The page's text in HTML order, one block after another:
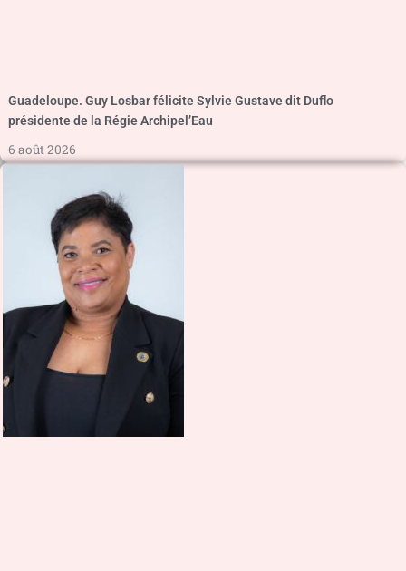
Guadeloupe. Guy Losbar félicite Sylvie Gustave dit Duflo
présidente de la Régie Archipel’Eau
6 août 2026